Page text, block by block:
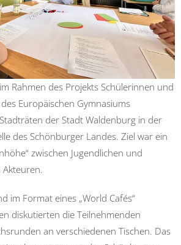
Rahmen des Projekts Schülerinnen und
Europäischen Gymnasiums
der Stadt Waldenburg in der
des Schönburger Landes. Ziel war ein
zwischen Jugendlichen und
im Format eines „World Cafés“
diskutierten die Teilnehmenden
an verschiedenen Tischen. Das